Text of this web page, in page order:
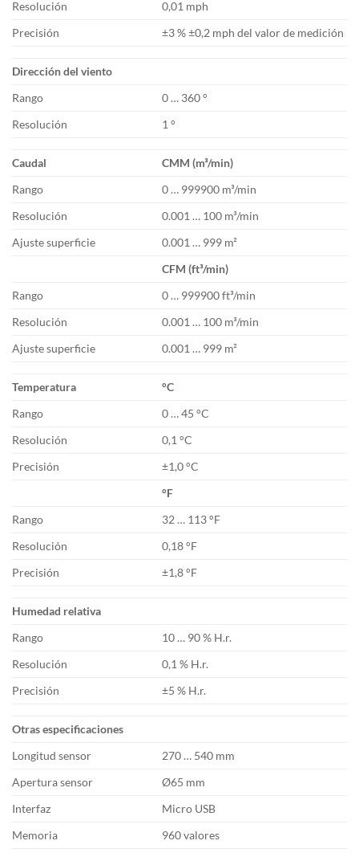
Resolución
0,01 mph
Precisión
±3 % ±0,2 mph del valor de medición
Dirección del viento
Rango
0 … 360 °
Resolución
1 °
Caudal
CMM (m³/min)
Rango
0 … 999900 m³/min
Resolución
0.001 … 100 m³/min
Ajuste superficie
0.001 … 999 m²
CFM (ft³/min)
Rango
0 … 999900 ft³/min
Resolución
0.001 … 100 m³/min
Ajuste superficie
0.001 … 999 m²
Temperatura
°C
Rango
0 … 45 °C
Resolución
0,1 °C
Precisión
±1,0 °C
°F
Rango
32 … 113 °F
Resolución
0,18 °F
Precisión
±1,8 °F
Humedad relativa
Rango
10 … 90 % H.r.
Resolución
0,1 % H.r.
Precisión
±5 % H.r.
Otras especificaciones
Longitud sensor
270 … 540 mm
Apertura sensor
Ø65 mm
Interfaz
Micro USB
Memoria
960 valores